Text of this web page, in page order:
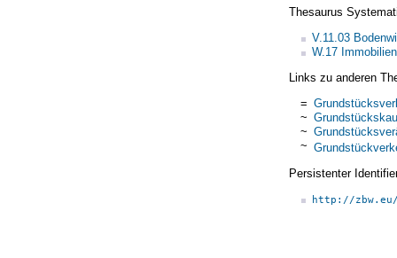
Thesaurus
V.11.03
W.17
Links zu anderen
=
~
~
~
Persistenter
http://